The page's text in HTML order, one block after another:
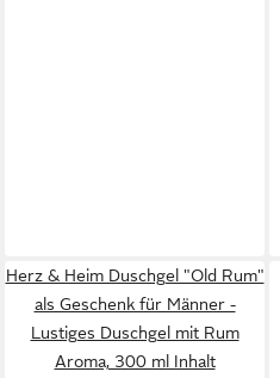
Herz & Heim Duschgel "Old Rum"
als Geschenk für Männer -
Lustiges Duschgel mit Rum
Aroma, 300 ml Inhalt